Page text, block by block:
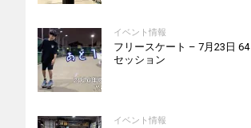
イベント情報
フリースケート – 7月23日 64
セッション
イベント情報